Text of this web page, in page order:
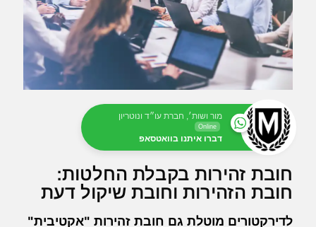
מור ושות׳, חברת עו״ד ונוטריון
Online
דברו איתנו בוואטסאפ
חובת זהירות בקבלת החלטות:
חובת הזהירות וחובת שיקול דעת
לדירקטורים מוטלת גם חובת זהירות "אקטיבית"